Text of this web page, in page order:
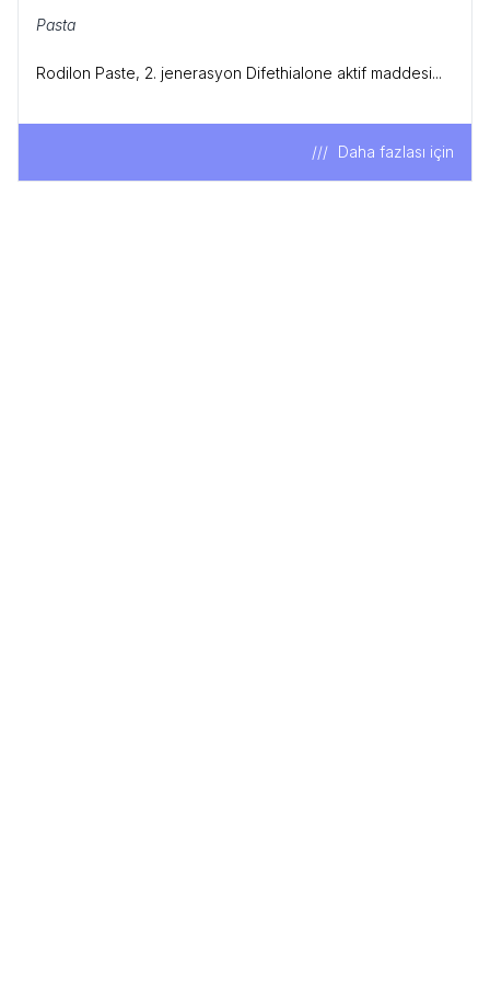
Pasta
Rodilon Paste, 2. jenerasyon Difethialone aktif maddesi...
Daha fazlası için